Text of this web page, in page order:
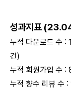
성과지표
누적 다운로드 수
건)
누적 회원가입 수 :
누적 향수 리뷰 수 :